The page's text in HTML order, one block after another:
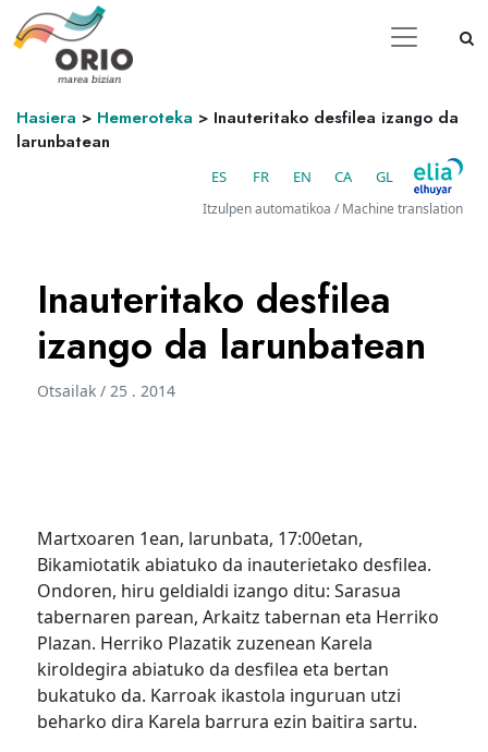
Hasiera > Hemeroteka > Inauteritako desfilea izango da
larunbatean
ES FR EN CA GL
Itzulpen automatikoa / Machine translation
Inauteritako desfilea
izango da larunbatean
Otsailak / 25 . 2014
Martxoaren 1ean, larunbata, 17:00etan,
Bikamiotatik abiatuko da inauterietako desfilea.
Ondoren, hiru geldialdi izango ditu: Sarasua
tabernaren parean, Arkaitz tabernan eta Herriko
Plazan. Herriko Plazatik zuzenean Karela
kiroldegira abiatuko da desfilea eta bertan
bukatuko da. Karroak ikastola inguruan utzi
beharko dira Karela barrura ezin baitira sartu.